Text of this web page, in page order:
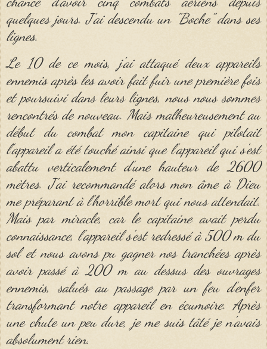
quelques jours. J'ai descendu un "Boche" dans ses
lignes.
Le 10de ce mois, j'ai attaqué deux appareils
ennemis après les avoir fait fuir une première fois
et poursuivi dans leurs lignes, nous nous sommes
rencontrés de nouveau. Mais malheureusement au
début du combat mon capitaine qui pilotait
l'appareil a été touché ainsi que l'appareil qui s'est
abattu verticalement d'une hauteur de2600
mètres. J'ai recommandé alors mon âme à Dieu
me préparant à l'horrible mort qui nous attendait.
Mais par miracle, car le capitaine avait perdu
connaissance, l'appareil s'est redressé à500m du
sol et nous avons pu gagner nos tranchées après
avoir passé à200m au dessus des ouvrages
ennemis, salués au passage par un feu d'enfer
transformant notre appareil en écumoire. Après
une chute un peu dure, je me suis tâté je n'avais
absolument rien.